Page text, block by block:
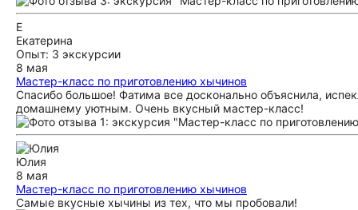
Е
Екатерина
Опыт: 3 экскурсии
8 мая
Мастер-класс по приготовлению хычинов
Спасибо большое! Фатима все досконально объяснила,
домашнему уютным. Очень вкусный мастер-класс!
Юлия
8 мая
Мастер-класс по приготовлению хычинов
Самые вкусные хычины из тех, что мы пробовали!